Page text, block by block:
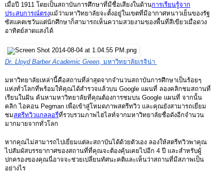
เมื่อปี 1911 โดยเป็นสถาบันการศึกษาที่มีชื่อเสียงในด้านการเรียนรู้จาก
ประสบการณ์ตรงแม้ว่ามหาวิทยาลัยจะตั้งอยู่ในเขตที่มีอากาศหนาวเย็นของรัฐ
ซัสแคตเชวันแต่นักศึกษาก็สามารถเห็นความสวยงามของพื้นที่สีเขียวเมื่อดวง
อาทิตย์สาดแสงได้
Dr. Lloyd Barber Academic Green, มหาวิทยาลัยเรจิน่า
มหาวิทยาลัยเหล่านี้คือสถานที่ล่าสุดจากจำนวนสถาบันการศึกษาเป็นร้อยๆ
เเห่งทั่วโลกที่พร้อมให้คุณได้สำรวจแล้วบน Google แผนที่ ลองคลิกชมสถานที่
เรียนในฝัน ค้นหามหาวิทยาลัยที่คุณต้องการชมบน Google แผนที่ จากนั้น
คลิก ไอคอน Pegman เพื่อเข้าสู่โหมดภาพสตรีทวิว และคุณยังสามารถเยี่ยม
ชมสตรีทวิวแกลลอรี่ที่รวบรวมภาพไฮไลท์จากมหาวิทยาลัยชื่อดังอีกจำนวน
มากมายจากทั่วโลก
หากคุณไม่สามารถไปเยี่ยมแต่ละสถาบันได้ด้วยตัวเอง ลองให้สตรีทวิวพาคุณ
ไปสัมผัสบรรยากาศของสถานที่ที่คุณจะต้องคุ้นเคยไปอีก 4 ปี และสำหรับผู้
ปกครองของคุณนี่อาจจะช่วยเปลี่ยนทัศนะคติและเห็นว่าสถานที่มีสภาพเป็น
อย่างไร